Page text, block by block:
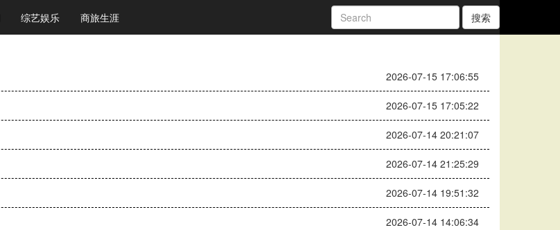
综艺娱乐 商旅生涯 搜索
2026-07-15 17:06:55
2026-07-15 17:05:22
2026-07-14 20:21:07
2026-07-14 21:25:29
2026-07-14 19:51:32
2026-07-14 14:06:34